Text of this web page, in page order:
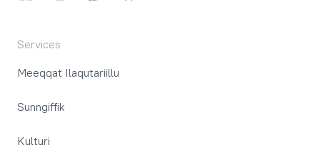
Services
Meeqqat Ilaqutariillu
Sunngiffik
Kulturi